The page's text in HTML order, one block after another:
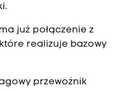
już połączenie z
realizuje bazowy
przewoźnik